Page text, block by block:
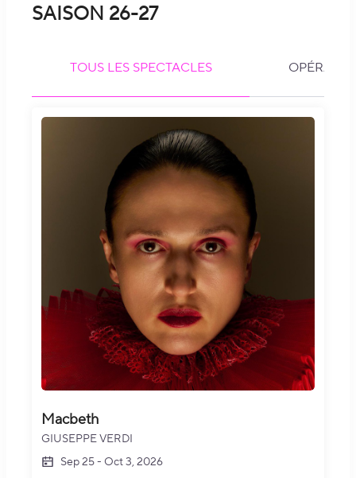
SAISON 26-27
TOUS LES SPECTACLES OPÉRAS &
Macbeth
GIUSEPPE VERDI
Sep 25- Oct 3, 2026